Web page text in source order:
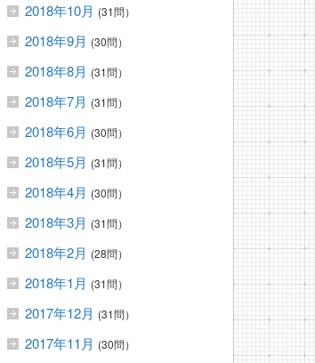
2018年10月 (31問）
2018年9月 (30問）
2018年8月 (31問）
2018年7月 (31問）
2018年6月 (30問）
2018年5月 (31問）
2018年4月 (30問）
2018年3月 (31問）
2018年2月 (28問）
2018年1月 (31問）
2017年12月 (31問）
2017年11月 (30問）